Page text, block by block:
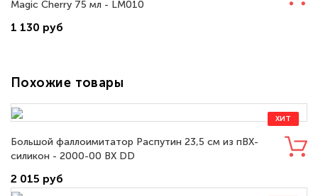
Magic Cherry 75 мл - LM010
1 130 руб
Похожие товары
ХИТ
Большой фаллоимитатор Распутин 23,5 см из пВХ-
силикон - 2000-00 BX DD
2 015 руб